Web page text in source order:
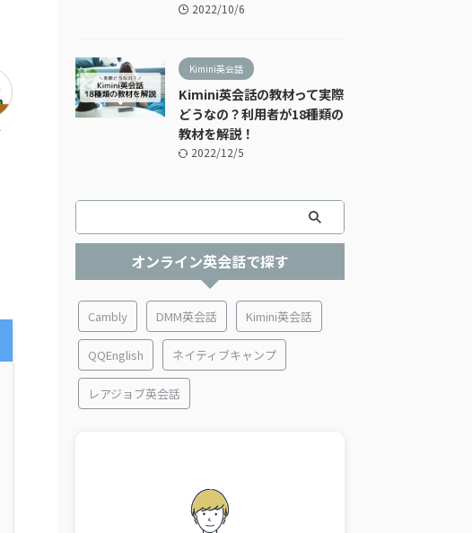
2022/10/6
Kimini英会話
Kimini英会話の教材って実際
どうなの？利用者が18種類の
教材を解説！
2022/12/5
オンライン英会話で探す
Cambly DMM英会話 Kimini英会話
QQEnglish ネイティブキャンプ
レアジョブ英会話